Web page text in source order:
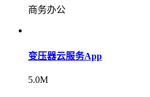
商务办公
变压器云服务App
5.0M